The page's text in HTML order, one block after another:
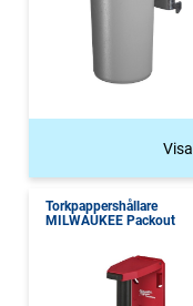
Visa
Torkpappershållare
MILWAUKEE Packout